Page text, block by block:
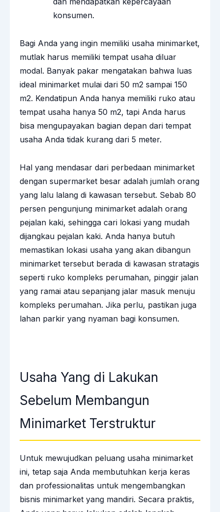
konsumen.
Bagi Anda yang ingin memiliki usaha minimarket,
mutlak harus memiliki tempat usaha diluar
modal. Banyak pakar mengatakan bahwa luas
ideal minimarket mulai dari 50 m2 sampai 150
m2. Kendatipun Anda hanya memiliki ruko atau
tempat usaha hanya 50 m2, tapi Anda harus
bisa mengupayakan bagian depan dari tempat
usaha Anda tidak kurang dari 5 meter.
Hal yang mendasar dari perbedaan minimarket
dengan supermarket besar adalah jumlah orang
yang lalu lalang di kawasan tersebut. Sebab 80
persen pengunjung minimarket adalah orang
pejalan kaki, sehingga cari lokasi yang mudah
dijangkau pejalan kaki. Anda hanya butuh
memastikan lokasi usaha yang akan dibangun
minimarket tersebut berada di kawasan stratagis
seperti ruko kompleks perumahan, pinggir jalan
yang ramai atau sepanjang jalar masuk menuju
kompleks perumahan. Jika perlu, pastikan juga
lahan parkir yang nyaman bagi konsumen.
Usaha Yang di Lakukan
Sebelum Membangun
Minimarket Terstruktur
Untuk mewujudkan peluang usaha minimarket
ini, tetap saja Anda membutuhkan kerja keras
dan professionalitas untuk mengembangkan
bisnis minimarket yang mandiri. Secara praktis,